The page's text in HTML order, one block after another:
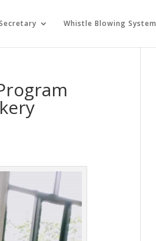
Whistle Blowing System